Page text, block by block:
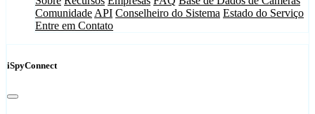
Comunidade API Conselheiro do Sistema Estado do Serviço
Entre em Contato
iSpyConnect